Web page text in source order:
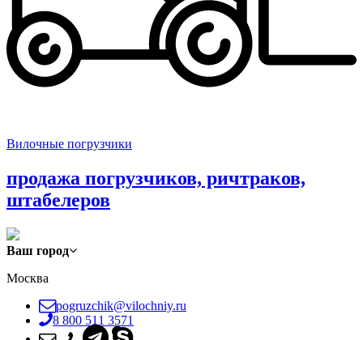
Вилочные погрузчики
продажа погрузчиков, ричтраков,
штабелеров
Ваш город
Москва
pogruzchik@vilochniy.ru
8 800 511 3571